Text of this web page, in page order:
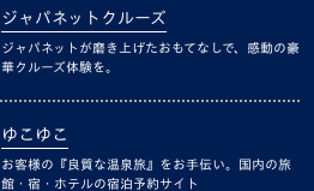
ジャパネットクルーズ
ジャパネットが磨き上げたおもてなしで、感動の豪
華クルーズ体験を。
ゆこゆこ
お客様の『良質な温泉旅』をお手伝い。国内の旅
館・宿・ホテルの宿泊予約サイト